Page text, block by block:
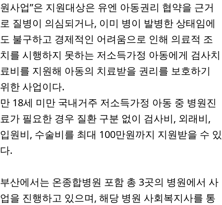
원사업”은 지원대상은 유엔 아동권리 협약을 근거
로 질병이 의심되거나, 이미 병이 발병한 상태임에
도 불구하고 경제적인 어려움으로 인해 의료적 조
치를 시행하지 못하는 저소득가정 아동에게 검사치
료비를 지원해 아동의 치료받을 권리를 보호하기
위한 사업이다.
만 18세 미만 국내거주 저소득가정 아동 중 병원진
료가 필요한 경우 질환 구분 없이 검사비, 외래비,
입원비, 수술비를 최대 100만원까지 지원받을 수 있
다.
부산에서는 온종합병원 포함 총 3곳의 병원에서 사
업을 진행하고 있으며, 해당 병원 사회복지사를 통